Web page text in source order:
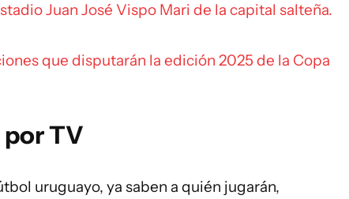
Juan José Vispo Mari de la capital salteña.
que disputarán la edición 2025 de la Copa
por TV
uruguayo, ya saben a quién jugarán,